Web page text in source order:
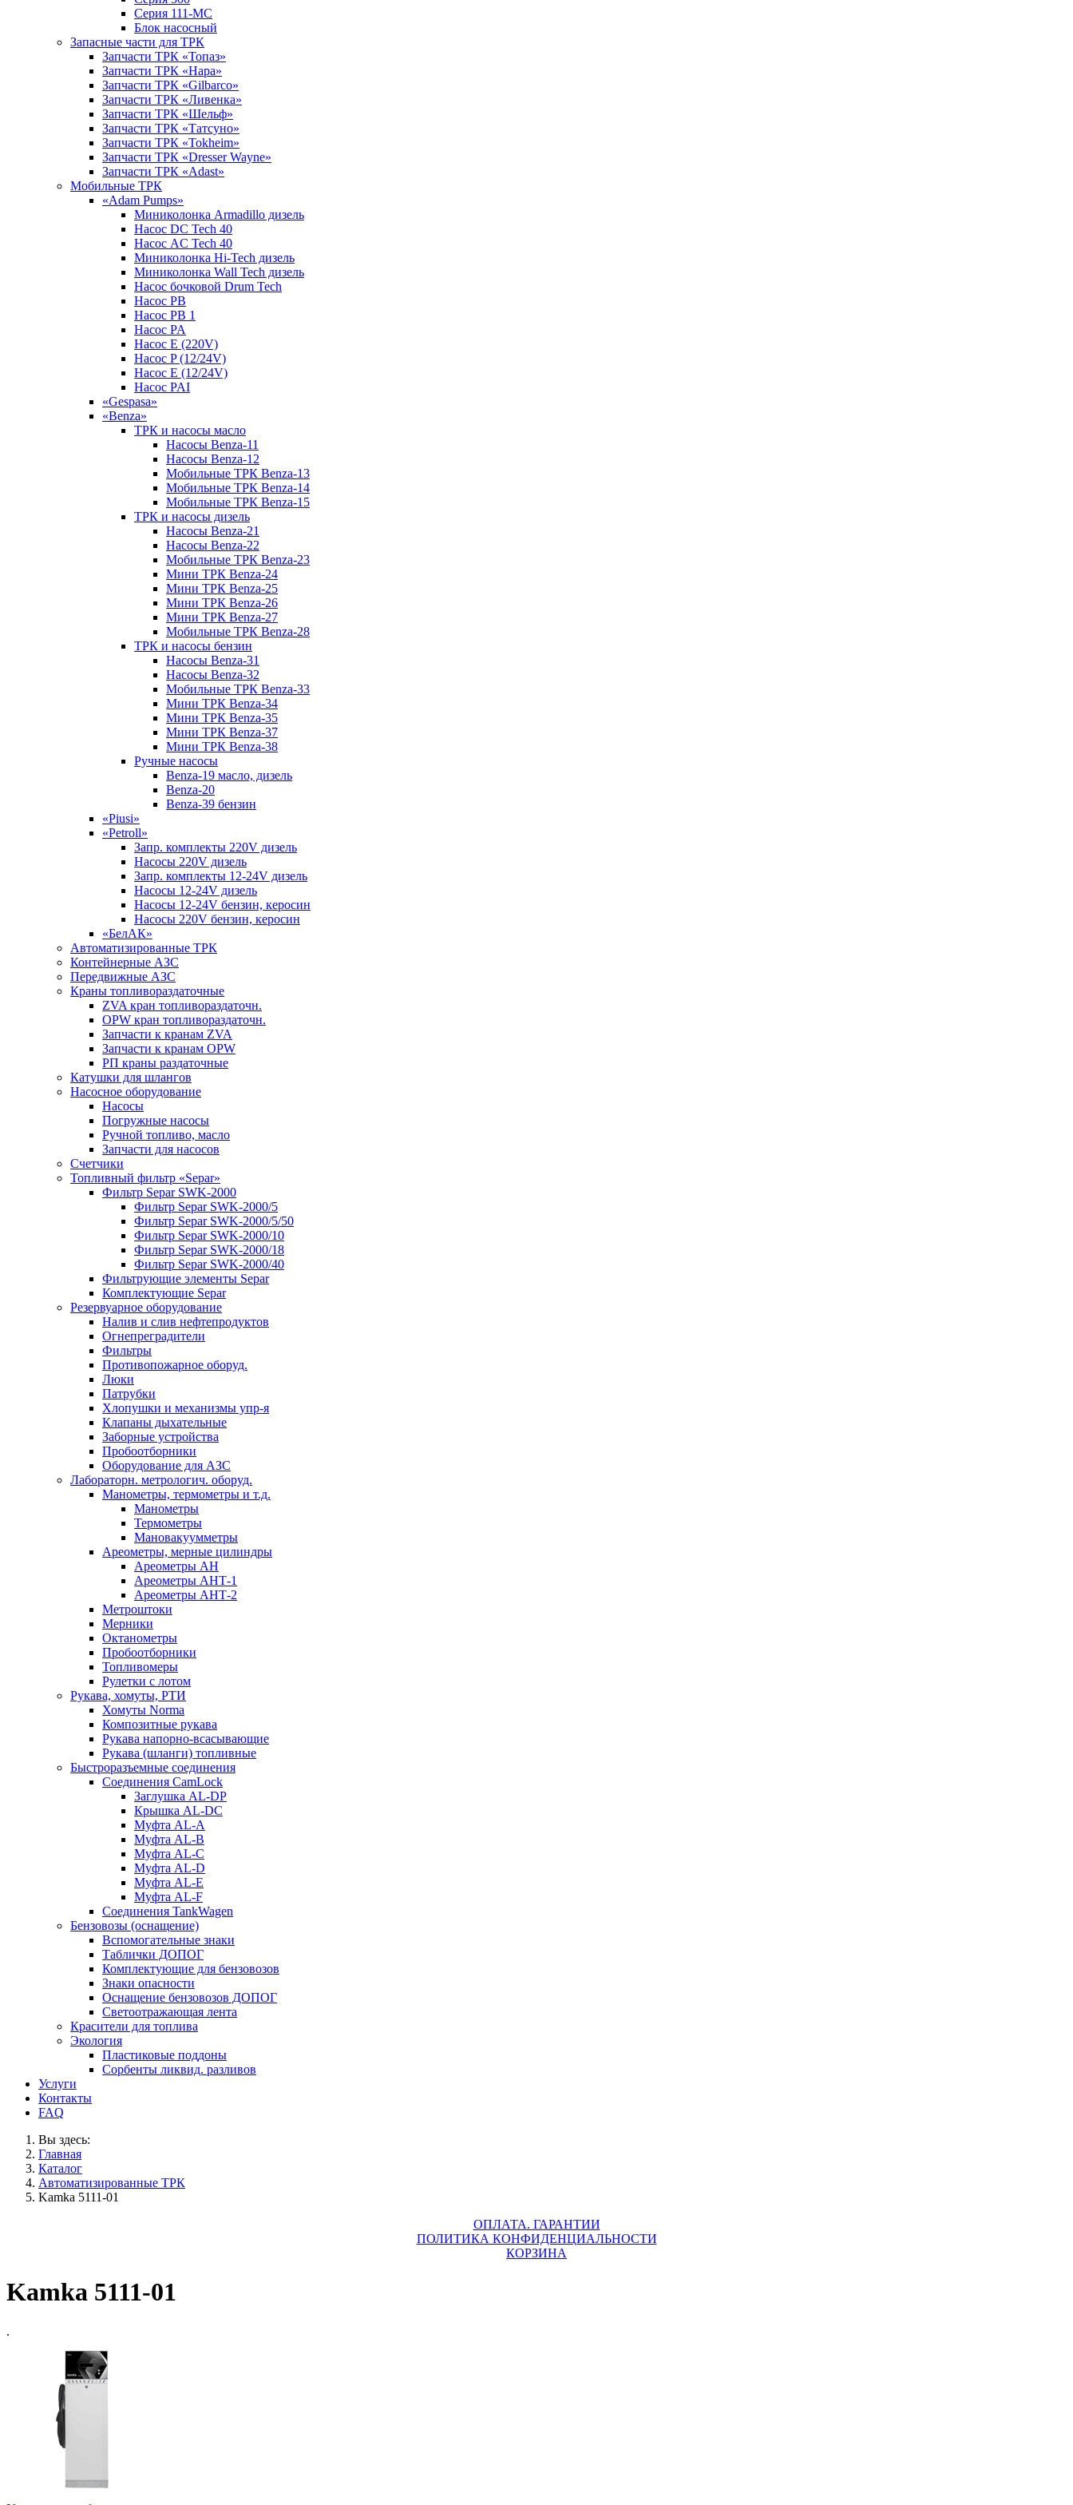
Серия 111-МС
Блок насосный
Запасные части для ТРК
Запчасти ТРК «Топаз»
Запчасти ТРК «Нара»
Запчасти ТРК «Gilbarco»
Запчасти ТРК «Ливенка»
Запчасти ТРК «Шельф»
Запчасти ТРК «Татсуно»
Запчасти ТРК «Tokheim»
Запчасти ТРК «Dresser Wayne»
Запчасти ТРК «Adast»
Мобильные ТРК
«Adam Pumps»
Миниколонка Armadillo дизель
Насос DC Tech 40
Насос AC Tech 40
Миниколонка Hi-Tech дизель
Миниколонка Wall Tech дизель
Насос бочковой Drum Tech
Насос PB
Насос PB 1
Насос PA
Насос E (220V)
Насос P (12/24V)
Насос E (12/24V)
Насос PAI
«Gespasa»
«Benza»
ТРК и насосы масло
Насосы Benza-11
Насосы Benza-12
Мобильные ТРК Benza-13
Мобильные ТРК Benza-14
Мобильные ТРК Benza-15
ТРК и насосы дизель
Насосы Benza-21
Насосы Benza-22
Мобильные ТРК Benza-23
Мини ТРК Benza-24
Мини ТРК Benza-25
Мини ТРК Benza-26
Мини ТРК Benza-27
Мобильные ТРК Benza-28
ТРК и насосы бензин
Насосы Benza-31
Насосы Benza-32
Мобильные ТРК Benza-33
Мини ТРК Benza-34
Мини ТРК Benza-35
Мини ТРК Benza-37
Мини ТРК Benza-38
Ручные насосы
Benza-19 масло, дизель
Benza-20
Benza-39 бензин
«Piusi»
«Petroll»
Запр. комплекты 220V дизель
Насосы 220V дизель
Запр. комплекты 12-24V дизель
Насосы 12-24V дизель
Насосы 12-24V бензин, керосин
Насосы 220V бензин, керосин
«БелАК»
Автоматизированные ТРК
Контейнерные АЗС
Передвижные АЗС
Краны топливораздаточные
ZVA кран топливораздаточн.
OPW кран топливораздаточн.
Запчасти к кранам ZVA
Запчасти к кранам OPW
РП краны раздаточные
Катушки для шлангов
Насосное оборудование
Насосы
Погружные насосы
Ручной топливо, масло
Запчасти для насосов
Счетчики
Топливный фильтр «Separ»
Фильтр Separ SWK-2000
Фильтр Separ SWK-2000/5
Фильтр Separ SWK-2000/5/50
Фильтр Separ SWK-2000/10
Фильтр Separ SWK-2000/18
Фильтр Separ SWK-2000/40
Фильтрующие элементы Separ
Комплектующие Separ
Резервуарное оборудование
Налив и слив нефтепродуктов
Огнепреградители
Фильтры
Противопожарное оборуд.
Люки
Патрубки
Хлопушки и механизмы упр-я
Клапаны дыхательные
Заборные устройства
Пробоотборники
Оборудование для АЗС
Лабораторн. метрологич. оборуд.
Манометры, термометры и т.д.
Манометры
Термометры
Мановакуумметры
Ареометры, мерные цилиндры
Ареометры АН
Ареометры АНТ-1
Ареометры АНТ-2
Метроштоки
Мерники
Октанометры
Пробоотборники
Топливомеры
Рулетки с лотом
Рукава, хомуты, РТИ
Хомуты Norma
Композитные рукава
Рукава напорно-всасывающие
Рукава (шланги) топливные
Быстроразъемные соединения
Соединения CamLock
Заглушка AL-DP
Крышка AL-DC
Муфта AL-A
Муфта AL-B
Муфта AL-C
Муфта AL-D
Муфта AL-E
Муфта AL-F
Соединения TankWagen
Бензовозы (оснащение)
Вспомогательные знаки
Таблички ДОПОГ
Комплектующие для бензовозов
Знаки опасности
Оснащение бензовозов ДОПОГ
Светоотражающая лента
Красители для топлива
Экология
Пластиковые поддоны
Сорбенты ликвид. разливов
Услуги
Контакты
FAQ
Вы здесь:
Главная
Каталог
Автоматизированные ТРК
Kamka 5111-01
ОПЛАТА. ГАРАНТИИ
ПОЛИТИКА КОНФИДЕНЦИАЛЬНОСТИ
КОРЗИНА
Kamka 5111-01
.